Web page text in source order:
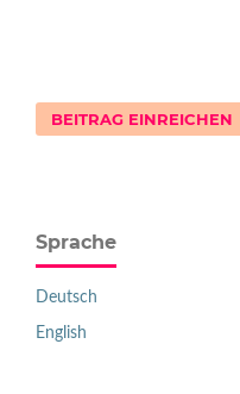
BEITRAG EINREICHEN
Sprache
Deutsch
English